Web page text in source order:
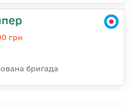
грн
бригада